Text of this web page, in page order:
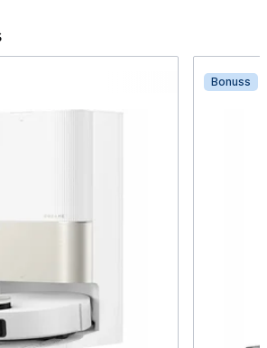
Bonuss